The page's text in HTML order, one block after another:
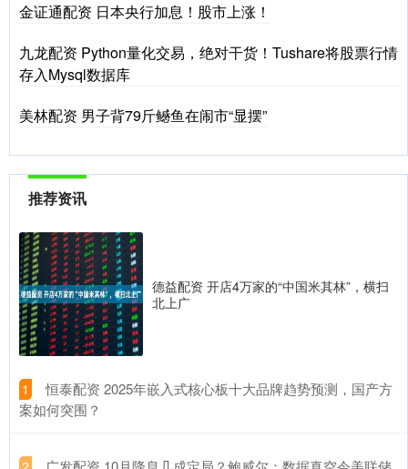
金证通配资 日本央行加息！股市上涨！
九龙配资 Python量化交易，绝对干货！Tushare将股票行情
存入Mysql数据库
美林配资 男子背79斤鳡鱼在闹市“显摆”
推荐资讯
德益配资 开店4万家的“中国米其林”，横扫
北上广
1
​恒泰配资 2025年嵌入式核心板十大品牌趋势预测，国产方
案如何突围？